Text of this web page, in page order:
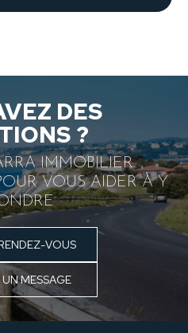
DES
?
IMMOBILIER
VOUS AIDER À Y
VOUS
MESSAGE